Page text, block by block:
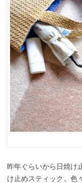
昨年ぐらいから日焼け
け止めスティック。色